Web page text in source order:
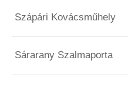
Szápári Kovácsműhely
Sárarany Szalmaporta